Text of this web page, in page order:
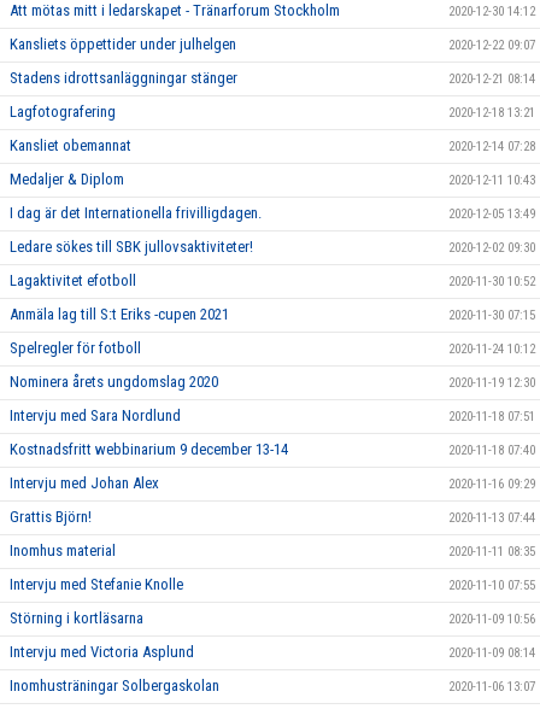
Att mötas mitt i ledarskapet - Tränarforum Stockholm 2020-12-30 14:12
Kansliets öppettider under julhelgen 2020-12-22 09:07
Stadens idrottsanläggningar stänger 2020-12-21 08:14
Lagfotografering 2020-12-18 13:21
Kansliet obemannat 2020-12-14 07:28
Medaljer & Diplom 2020-12-11 10:43
I dag är det Internationella frivilligdagen. 2020-12-05 13:49
Ledare sökes till SBK jullovsaktiviteter! 2020-12-02 09:30
Lagaktivitet efotboll 2020-11-30 10:52
Anmäla lag till S:t Eriks -cupen 2021 2020-11-30 07:15
Spelregler för fotboll 2020-11-24 10:12
Nominera årets ungdomslag 2020 2020-11-19 12:30
Intervju med Sara Nordlund 2020-11-18 07:51
Kostnadsfritt webbinarium 9 december 13-14 2020-11-18 07:40
Intervju med Johan Alex 2020-11-16 09:29
Grattis Björn! 2020-11-13 07:44
Inomhus material 2020-11-11 08:35
Intervju med Stefanie Knolle 2020-11-10 07:55
Störning i kortläsarna 2020-11-09 10:56
Intervju med Victoria Asplund 2020-11-09 08:14
Inomhusträningar Solbergaskolan 2020-11-06 13:07